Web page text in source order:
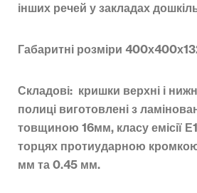
інших речей у закладах
Габаритні розміри
Складові: кришки верхні і
полиці виготовлені з
товщиною 16мм, класу емісії
торцях протиударною
мм та 0.45 мм.